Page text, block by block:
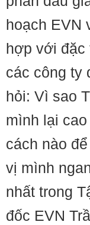
hoạch EVN
hợp với đặc
các công ty
hỏi: Vì sao
mình lại
cách nào
vị mình
nhất trong
đốc EVN